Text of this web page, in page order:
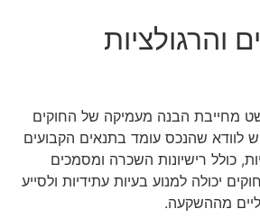
והרגולציות
מחייבת הבנה מעמיקה של החוקים
יש לוודא שהנכס עומד בתנאים הקבועים
כולל רישיונות השכרה ומסמכים
יכולה למנוע בעיות עתידיות ולסייע
מההשקעה.